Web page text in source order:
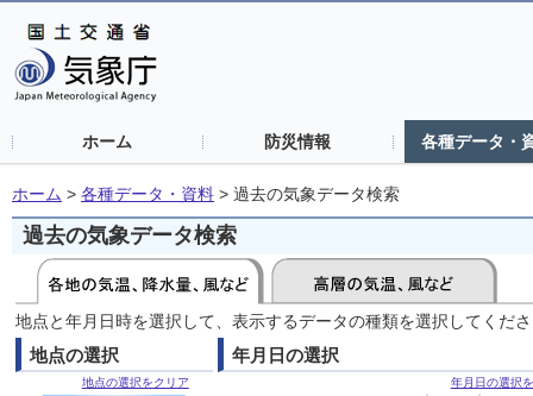
ホーム 防災情報 各種データ・
ホーム > 各種データ・資料 > 過去の気象データ検索
過去の気象データ検索
地点と年月日時を選択して、表示するデータの種類を選択してくだ
地点の選択
地点の選択をクリア
年月日の選択
年月日の選択